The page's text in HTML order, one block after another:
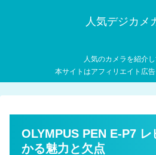
人気デジカメ
人気のカメラを紹介
本サイトはアフィリエイト広
OLYMPUS PEN E-P7
かる魅力と欠点